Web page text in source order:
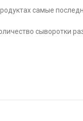
самые
сыворотки